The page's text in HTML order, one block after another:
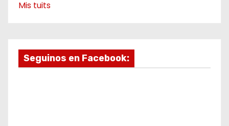
Mis tuits
Seguinos en Facebook: